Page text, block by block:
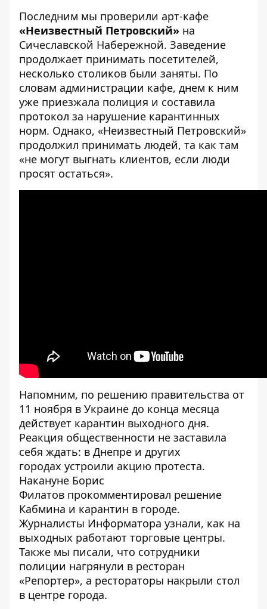
Последним мы проверили арт-кафе
«Неизвестный Петровский» на
Сичеславской Набережной. Заведение
продолжает принимать посетителей,
несколько столиков были заняты. По
словам администрации кафе, днем к ним
уже приезжала полиция и составила
протокол за нарушение карантинных
норм. Однако, «Неизвестный Петровский»
продолжил принимать людей, та как там
«не могут выгнать клиентов, если люди
просят остаться».
Напомним, по решению правительства от
11 ноября в Украине до конца месяца
действует карантин выходного дня.
Реакция общественности не заставила
себя ждать: в Днепре и других
городах устроили акцию протеста.
Накануне Борис
Филатов прокомментировал решение
Кабмина и карантин в городе.
Журналисты Информатора узнали, как на
выходных работают торговые центры.
Также мы писали, что сотрудники
полиции нагрянули в ресторан
«Репортер», а рестораторы накрыли стол
в центре города.